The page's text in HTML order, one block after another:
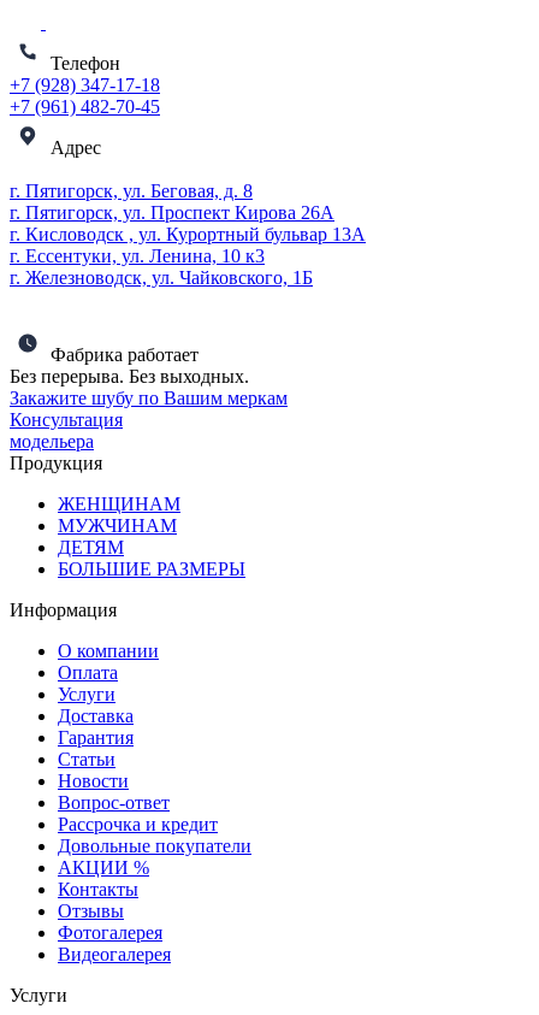
Телефон
+7 (928) 347-17-18
+7 (961) 482-70-45
Адрес
г. Пятигорск, ул. Беговая, д. 8
г. Пятигорск, ул. Проспект Кирова 26А
г. Кисловодск , ул. Курортный бульвар 13А
г. Ессентуки, ул. Ленина, 10 к3
г. Железноводск, ул. Чайковского, 1Б
Фабрика работает
Без перерыва. Без выходных.
Закажите шубу по Вашим меркам
Консультация
модельера
Продукция
ЖЕНЩИНАМ
МУЖЧИНАМ
ДЕТЯМ
БОЛЬШИЕ РАЗМЕРЫ
Информация
О компании
Оплата
Услуги
Доставка
Гарантия
Статьи
Новости
Вопрос-ответ
Рассрочка и кредит
Довольные покупатели
АКЦИИ %
Контакты
Отзывы
Фотогалерея
Видеогалерея
Услуги